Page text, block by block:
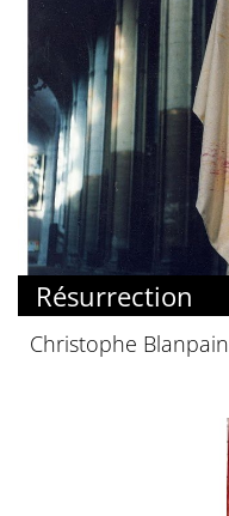
Résurrection
Christophe Blanpain